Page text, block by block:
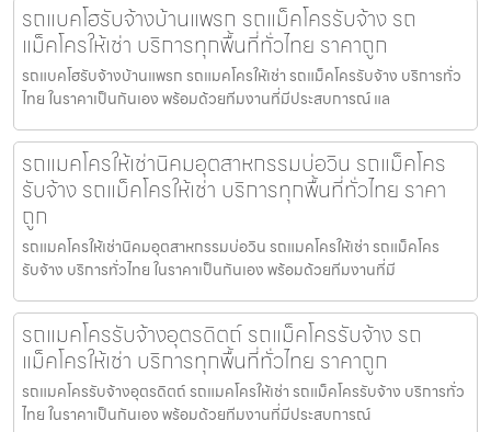
รถแบคโฮรับจ้างบ้านแพรก รถแม็คโครรับจ้าง รถ
แม็คโครให้เช่า บริการทุกพื้นที่ทั่วไทย ราคาถูก
รถแบคโฮรับจ้างบ้านแพรก รถแมคโครให้เช่า รถแม็คโครรับจ้าง บริการทั่ว
ไทย ในราคาเป็นกันเอง พร้อมด้วยทีมงานที่มีประสบการณ์ แล
รถแมคโครให้เช่านิคมอุตสาหกรรมบ่อวิน รถแม็คโคร
รับจ้าง รถแม็คโครให้เช่า บริการทุกพื้นที่ทั่วไทย ราคา
ถูก
รถแมคโครให้เช่านิคมอุตสาหกรรมบ่อวิน รถแมคโครให้เช่า รถแม็คโคร
รับจ้าง บริการทั่วไทย ในราคาเป็นกันเอง พร้อมด้วยทีมงานที่มี
รถแมคโครรับจ้างอุตรดิตถ์ รถแม็คโครรับจ้าง รถ
แม็คโครให้เช่า บริการทุกพื้นที่ทั่วไทย ราคาถูก
รถแมคโครรับจ้างอุตรดิตถ์ รถแมคโครให้เช่า รถแม็คโครรับจ้าง บริการทั่ว
ไทย ในราคาเป็นกันเอง พร้อมด้วยทีมงานที่มีประสบการณ์